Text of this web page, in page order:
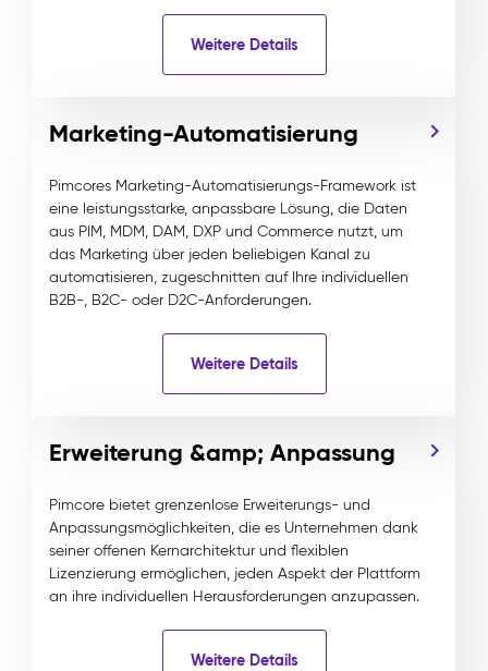
Weitere Details
Marketing-Automatisierung
Pimcores Marketing-Automatisierungs-Framework ist
eine leistungsstarke, anpassbare Lösung, die Daten
aus PIM, MDM, DAM, DXP und Commerce nutzt, um
das Marketing über jeden beliebigen Kanal zu
automatisieren, zugeschnitten auf Ihre individuellen
B2B-, B2C- oder D2C-Anforderungen.
Weitere Details
Erweiterung &amp; Anpassung
Pimcore bietet grenzenlose Erweiterungs- und
Anpassungsmöglichkeiten, die es Unternehmen dank
seiner offenen Kernarchitektur und flexiblen
Lizenzierung ermöglichen, jeden Aspekt der Plattform
an ihre individuellen Herausforderungen anzupassen.
Weitere Details